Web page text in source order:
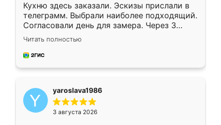
Кухню здесь заказали. Эскизы прислали в
телеграмм. Выбрали наиболее подходящий.
Согласовали день для замера. Через 3
недели кухня была уже готова. Остались
довольны работой. Спасибо Ренессанс
мебель за качественную работу!
Читать полностью
yaroslava1986
3 августа 2026